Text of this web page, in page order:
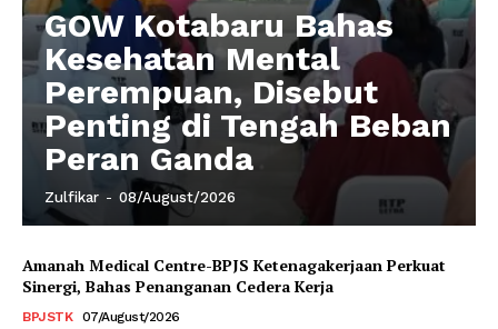
GOW Kotabaru Bahas
Kesehatan Mental
Perempuan, Disebut
Penting di Tengah Beban
Peran Ganda
Zulfikar - 08/August/2026
Amanah Medical Centre-BPJS Ketenagakerjaan Perkuat
Sinergi, Bahas Penanganan Cedera Kerja
BPJSTK 07/August/2026